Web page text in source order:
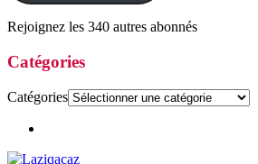
Rejoignez les 340 autres abonnés
Catégories
Catégories